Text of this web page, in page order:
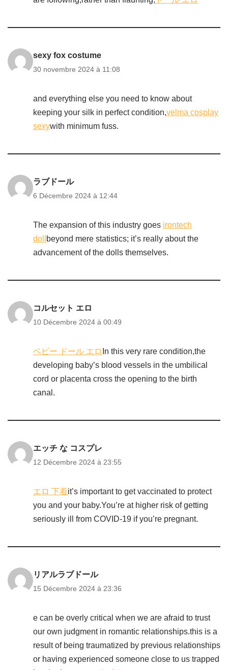
sexy fox costume
30 novembre 2024 à 11:08
and everything else you need to know about
keeping your silk in perfect condition,velma cosplay
sexywith minimum fuss.
ラブドール
6 Décembre 2024 à 12:44
The expansion of this industry goes irontech
doll beyond mere statistics; it’s really about the
advancement of the dolls themselves.
コルセット エロ
10 Décembre 2024 à 00:49
ベビー ドール エロ In this very rare condition,the
developing baby’s blood vessels in the umbilical
cord or placenta cross the opening to the birth
canal.
エッチ な コスプレ
12 Décembre 2024 à 23:55
エロ 下着it’s important to get vaccinated to protect
you and your baby.You’re at higher risk of getting
seriously ill from COVID-19 if you’re pregnant.
リアルラブドール
15 Décembre 2024 à 23:36
e can be overly critical when we are afraid to trust
our own judgment in romantic relationships.this is a
result of being traumatized by previous relationships
or having experienced someone close to us trapped